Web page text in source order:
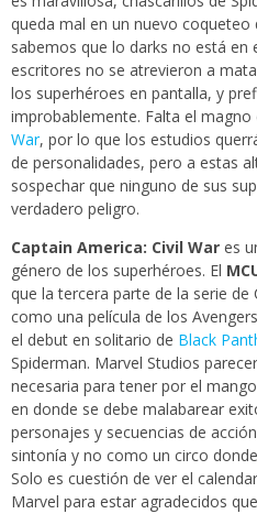
queda mal en un nuevo coqueteo
sabemos que lo darks no está en
escritores no se atrevieron a
los superhéroes en pantalla, y
improbablemente. Falta el magno
War, por lo que los estudios
de personalidades, pero a estas
sospechar que ninguno de sus
verdadero peligro.
Captain America: Civil War es
género de los superhéroes. El
que la tercera parte de la serie de
como una película de los
el debut en solitario de Black
Spiderman. Marvel Studios
necesaria para tener por el
en donde se debe malabarear
personajes y secuencias de
sintonía y no como un circo
Solo es cuestión de ver el
Marvel para estar agradecidos